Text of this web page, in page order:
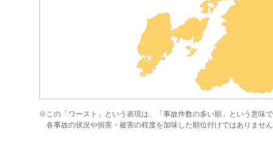
※この「ワースト」という表現は、「事故件数の多い順」という意味
各事故の状況や損害・被害の程度を加味した順位付けではありませ